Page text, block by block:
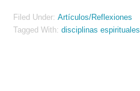
Filed Under:Artículos/Reflexiones
Tagged With:disciplinas espirituales